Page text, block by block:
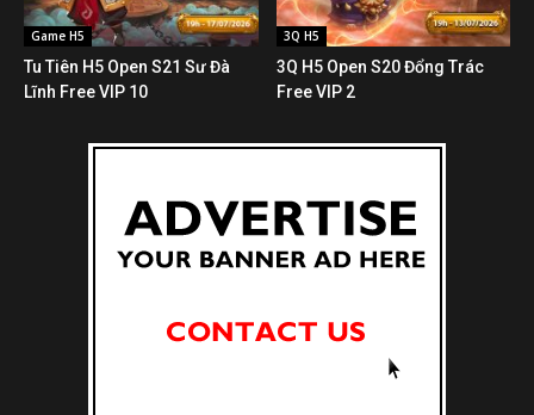
Game H5
Tu Tiên H5 Open S21 Sư Đà
Lĩnh Free VIP 10
3Q H5
3Q H5 Open S20 Đổng Trác
Free VIP 2